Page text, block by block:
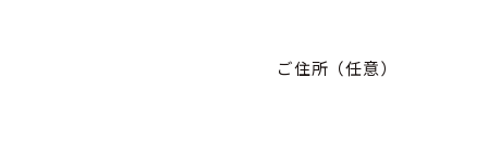
ご住所 （任意）